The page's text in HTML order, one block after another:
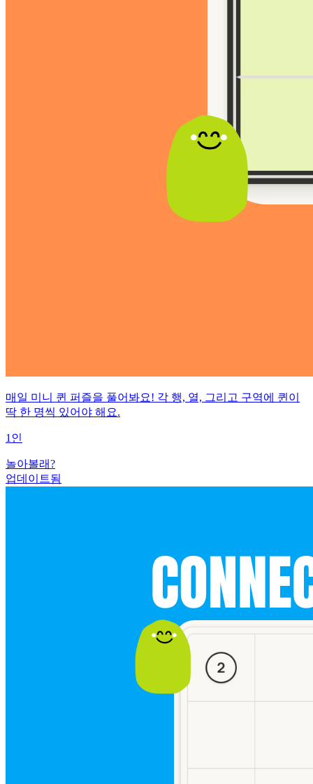
매일 미니 퀸 퍼즐을 풀어봐요! 각 행, 열, 그리고 구역에 퀸이
딱 한 명씩 있어야 해요.
1인
놀아볼래?
업데이트됨